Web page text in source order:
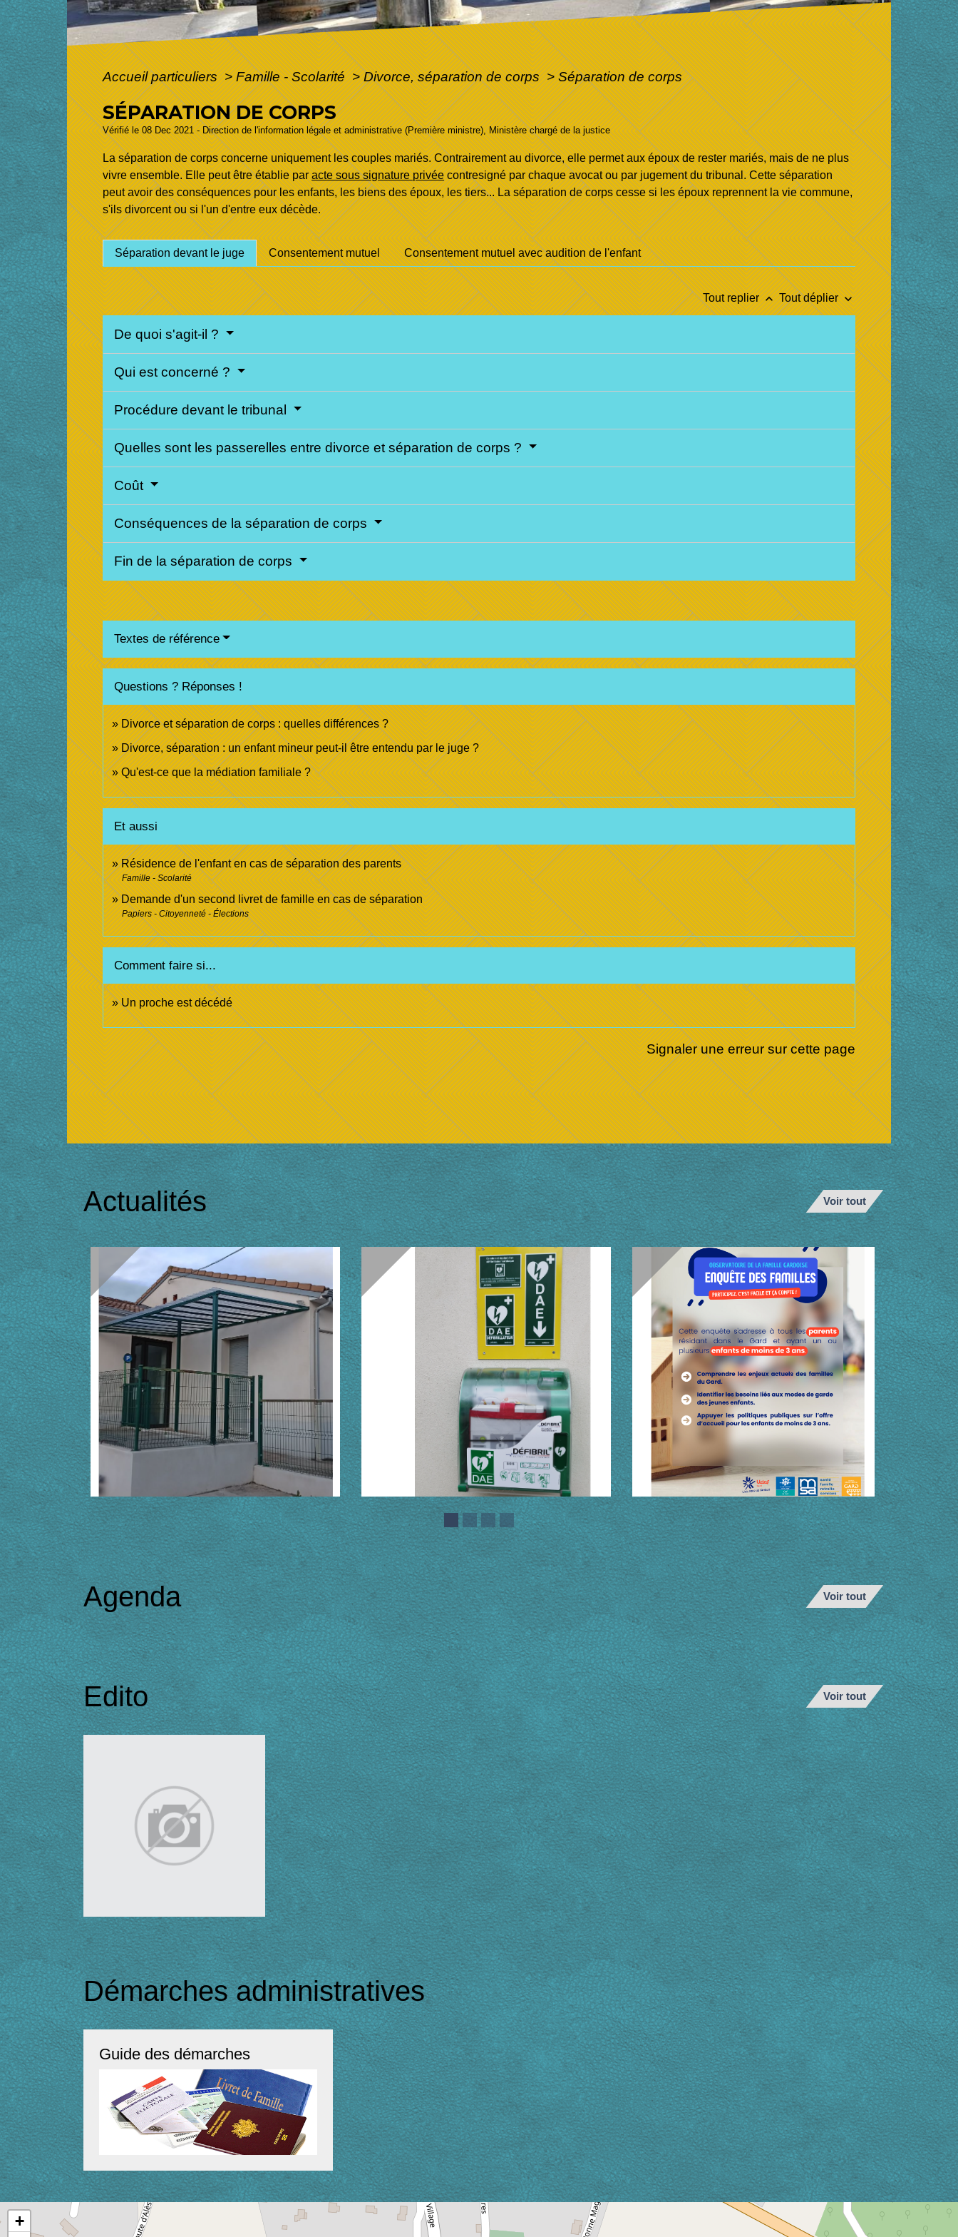
Accueil particuliers> Famille - Scolarité> Divorce, séparation de corps> Séparation de corps
SÉPARATION DE CORPS
Vérifié le 08 Dec 2021 - Direction de l'information légale et administrative (Première ministre), Ministère chargé de la justice
La séparation de corps concerne uniquement les couples mariés. Contrairement au divorce, elle permet aux époux de rester mariés, mais de ne plus
vivre ensemble. Elle peut être établie paracte sous signature privéecontresigné par chaque avocat ou par jugement du tribunal. Cette séparation
peut avoir des conséquences pour les enfants, les biens des époux, les tiers... La séparation de corps cesse si les époux reprennent la vie commune,
s'ils divorcent ou si l'un d'entre eux décède.
Séparation devant le juge Consentement mutuel Consentement mutuel avec audition de l'enfant
Tout replierkeyboard_arrow_up Tout déplierkeyboard_arrow_down
De quoi s'agit-il ?
Qui est concerné ?
Procédure devant le tribunal
Quelles sont les passerelles entre divorce et séparation de corps ?
Coût
Conséquences de la séparation de corps
Fin de la séparation de corps
Textes de référence
Questions ? Réponses !
Divorce et séparation de corps : quelles différences ?
Divorce, séparation : un enfant mineur peut-il être entendu par le juge ?
Qu'est-ce que la médiation familiale ?
Et aussi
Résidence de l'enfant en cas de séparation des parents
Famille - Scolarité
Demande d'un second livret de famille en cas de séparation
Papiers - Citoyenneté - Élections
Comment faire si...
Un proche est décédé
Signaler une erreur sur cette page
Actualités Voir tout
Agenda Voir tout
Edito Voir tout
Démarches administratives
Guide des démarches
+